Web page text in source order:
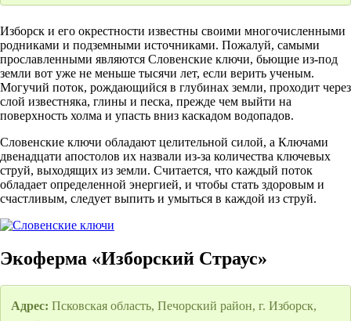
Изборск и его окрестности известны своими многочисленными
родниками и подземными источниками. Пожалуй, самыми
прославленными являются Словенские ключи, бьющие из-под
земли вот уже не меньше тысячи лет, если верить ученым.
Могучий поток, рождающийся в глубинах земли, проходит через
слой известняка, глины и песка, прежде чем выйти на
поверхность холма и упасть вниз каскадом водопадов.
Словенские ключи обладают целительной силой, а Ключами
двенадцати апостолов их назвали из-за количества ключевых
струй, выходящих из земли. Считается, что каждый поток
обладает определенной энергией, и чтобы стать здоровым и
счастливым, следует выпить и умыться в каждой из струй.
Экоферма «Изборский Страус»
Адрес: Псковская область, Печорский район, г. Изборск,